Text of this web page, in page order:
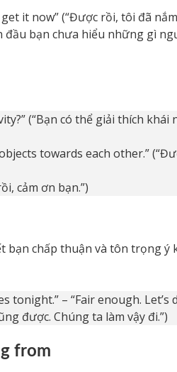
it now” (“Được rồi, tôi đã
đầu bạn chưa hiểu những gì
(“Bạn có thể giải thích
towards each other.”
cảm ơn bạn.”)
bạn chấp thuận và tôn trọng ý
tonight.” – “Fair enough. Let’s
được. Chúng ta làm vậy đi.”)
from